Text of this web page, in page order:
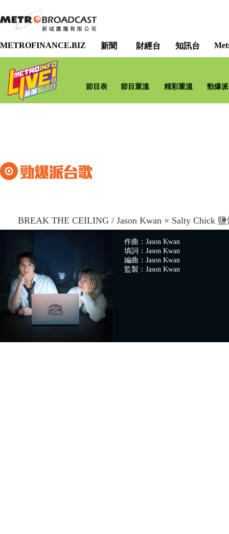
METROFINANCE.BIZ 新聞 財經台 知訊台
節目表 節目重溫 精彩重溫 勁爆
BREAK THE CEILING / Jason Kwan × Salty Chick
作曲：Jason Kwan
填詞：Jason Kwan
編曲：Jason Kwan
監製：Jason Kwan